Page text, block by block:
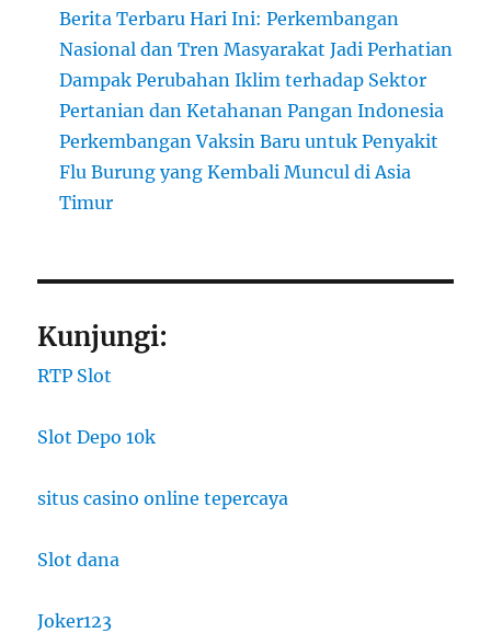
Berita Terbaru Hari Ini: Perkembangan
Nasional dan Tren Masyarakat Jadi Perhatian
Dampak Perubahan Iklim terhadap Sektor
Pertanian dan Ketahanan Pangan Indonesia
Perkembangan Vaksin Baru untuk Penyakit
Flu Burung yang Kembali Muncul di Asia
Timur
Kunjungi:
RTP Slot
Slot Depo 10k
situs casino online tepercaya
Slot dana
Joker123